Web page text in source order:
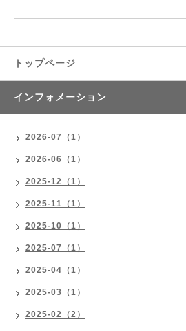
トップページ
インフォメーション
2026-07（1）
2026-06（1）
2025-12（1）
2025-11（1）
2025-10（1）
2025-07（1）
2025-04（1）
2025-03（1）
2025-02（2）